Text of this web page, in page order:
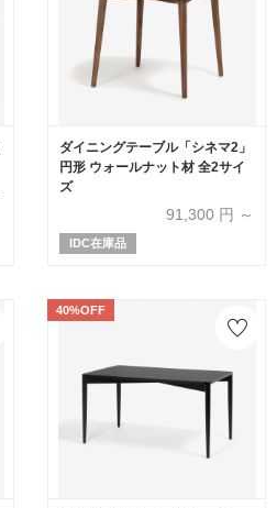
ダイニングテーブル「シネマ2」
円形 ウォールナット材 全2サイ
ズ
91,300 円 ～
IDC在庫品
40%OFF